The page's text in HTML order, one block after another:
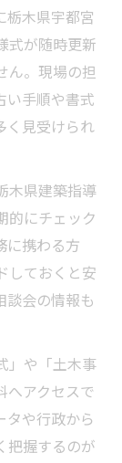
栃木県宇都宮
式が随時更新
ん。現場の担
い手順や書式
く見受けられ
木県建築指導
的にチェック
に携わる方
しておくと安
談会の情報も
」や「土木事
へアクセスで
タや行政から
把握するのが